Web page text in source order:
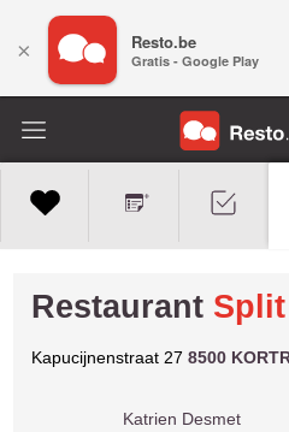
Restaurant Split
Kapucijnenstraat 278500
Katrien Desmet
× Resto.be
Gratis - Google Play